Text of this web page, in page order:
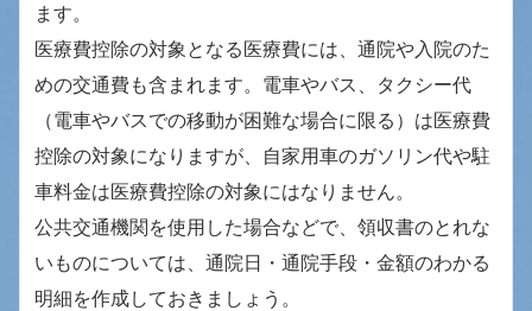
ます。
医療費控除の対象となる医療費には、通院や入院のた
めの交通費も含まれます。電車やバス、タクシー代
（電車やバスでの移動が困難な場合に限る）は医療費
控除の対象になりますが、自家用車のガソリン代や駐
車料金は医療費控除の対象にはなりません。
公共交通機関を使用した場合などで、領収書のとれな
いものについては、通院日・通院手段・金額のわかる
明細を作成しておきましょう。